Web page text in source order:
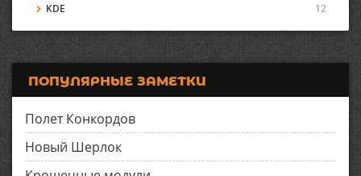
KDE
12
ПОПУЛЯРНЫЕ ЗАМЕТКИ
Полет Конкордов
Новый Шерлок